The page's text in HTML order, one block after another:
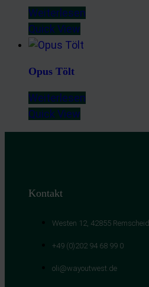
Weiterlesen
Quick View
Opus Tölt
Weiterlesen
Quick View
Kontakt
Westen 12, 42855 Remscheid
+49 (0)202 94 68 99 0
oli@wayoutwest.de